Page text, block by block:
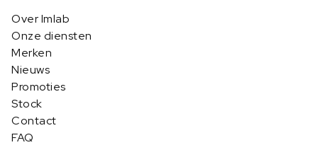
Over Imlab
Onze diensten
Merken
Nieuws
Promoties
Stock
Contact
FAQ